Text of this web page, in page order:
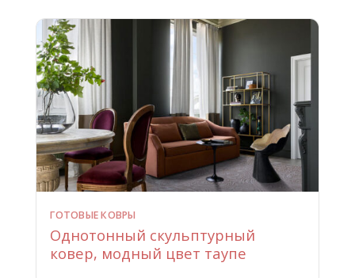
ГОТОВЫЕ КОВРЫ
Однотонный скульптурный
ковер, модный цвет таупе